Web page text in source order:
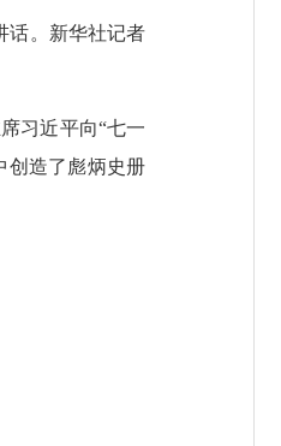
话。新华社记者
习近平向“七一
创造了彪炳史册